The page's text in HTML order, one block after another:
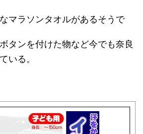
マラソンタオルがあるそうで
タンを付けた物など今でも奈良
いる。